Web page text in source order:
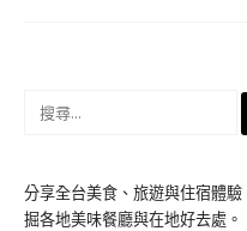
鍵
字:
分享全台美食、旅遊與住宿體
掘各地美味餐廳與在地好去處。